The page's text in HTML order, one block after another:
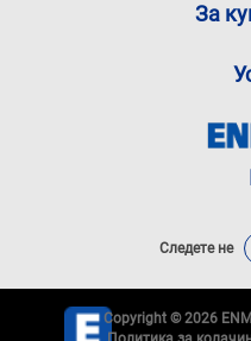
За
Следете не
Copyright © 2026